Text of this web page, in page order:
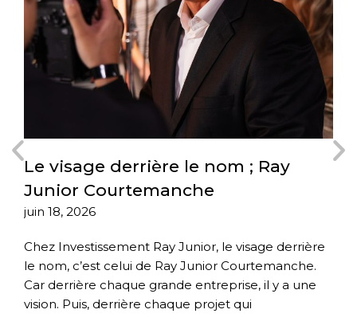
Le visage derrière le nom ; Ray
Junior Courtemanche
juin 18, 2026
Chez Investissement Ray Junior, le visage derrière
le nom, c’est celui de Ray Junior Courtemanche.
Car derrière chaque grande entreprise, il y a une
vision. Puis, derrière chaque projet qui